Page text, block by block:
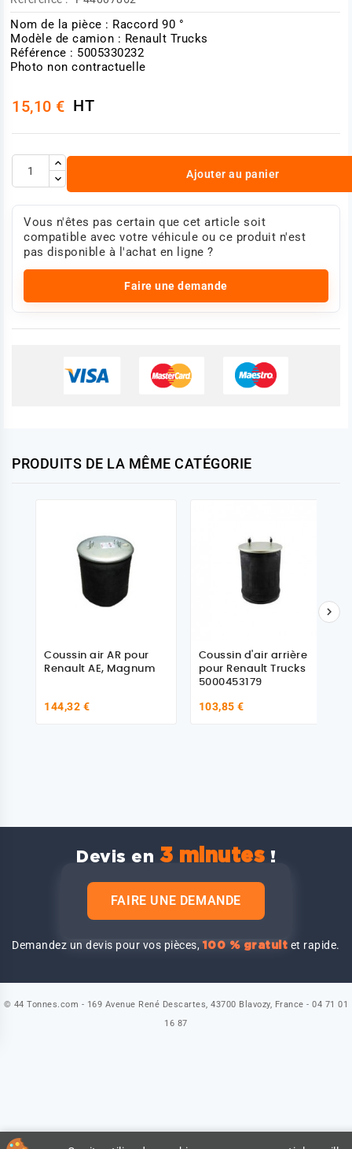
Nom de la pièce : Raccord 90 °
Modèle de camion : Renault Trucks
Référence : 5005330232
Photo non contractuelle
15,10 € HT
Ajouter au panier
Vous n'êtes pas certain que cet article soit
compatible avec votre véhicule ou ce produit n'est
pas disponible à l'achat en ligne ?
Faire une demande
PRODUITS DE LA MÊME CATÉGORIE
Coussin air AR pour
Renault AE, Magnum
144,32 €
Coussin d'air arrière
pour Renault Trucks
5000453179
103,85 €

Devis en 3 minutes !
FAIRE UNE DEMANDE
Demandez un devis pour vos pièces,100 % gratuit et rapide.
© 44 Tonnes.com - 169 Avenue René Descartes, 43700 Blavozy, France - 04 71 01
16 87